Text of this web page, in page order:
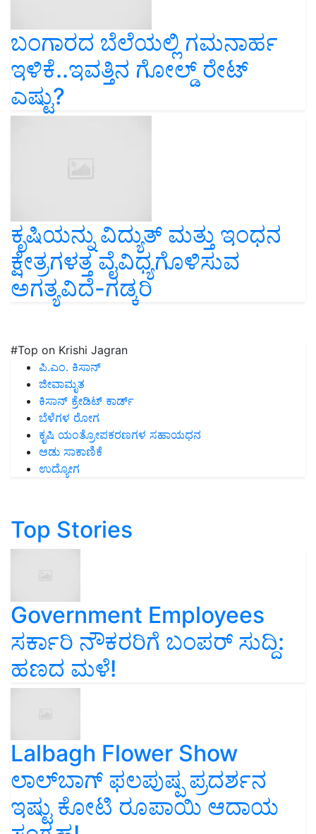
ಬಂಗಾರದ ಬೆಲೆಯಲ್ಲಿ ಗಮನಾರ್ಹ
ಇಳಿಕೆ..ಇವತ್ತಿನ ಗೋಲ್ಡ್‌ ರೇಟ್‌
ಎಷ್ಟು?
ಕೃಷಿಯನ್ನು ವಿದ್ಯುತ್ ಮತ್ತು ಇಂಧನ
ಕ್ಷೇತ್ರಗಳತ್ತ ವೈವಿಧ್ಯಗೊಳಿಸುವ
ಅಗತ್ಯವಿದೆ-ಗಡ್ಕರಿ
#Top on Krishi Jagran
ಪಿ.ಎಂ. ಕಿಸಾನ್
ಜೀವಾಮೃತ
ಕಿಸಾನ್ ಕ್ರೇಡಿಟ್ ಕಾರ್ಡ್
ಬೆಳೆಗಳ ರೋಗ
ಕೃಷಿ ಯಂತ್ರೋಪಕರಣಗಳ ಸಹಾಯಧನ
ಆಡು ಸಾಕಾಣಿಕೆ
ಉದ್ಯೋಗ
Top Stories
Government Employees
ಸರ್ಕಾರಿ ನೌಕರರಿಗೆ ಬಂಪರ್‌ ಸುದ್ದಿ:
ಹಣದ ಮಳೆ!
Lalbagh Flower Show
ಲಾಲ್‌ಬಾಗ್ ಫಲಪುಷ್ಪ ಪ್ರದರ್ಶನ
ಇಷ್ಟು ಕೋಟಿ ರೂಪಾಯಿ ಆದಾಯ